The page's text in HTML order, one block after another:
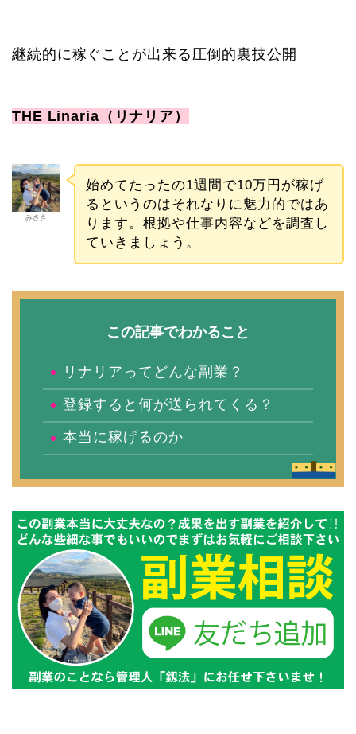
継続的に稼ぐことが出来る圧倒的裏技公開
THE Linaria（リナリア）
みさき
始めてたったの1週間で10万円が稼げ
るというのはそれなりに魅力的ではあ
ります。根拠や仕事内容などを調査し
ていきましょう。
この記事でわかること
リナリアってどんな副業？
登録すると何が送られてくる？
本当に稼げるのか